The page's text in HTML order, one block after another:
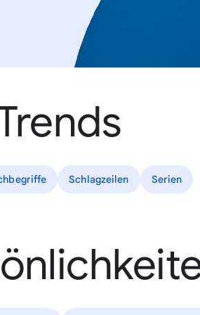
Schlagzeilen Serien